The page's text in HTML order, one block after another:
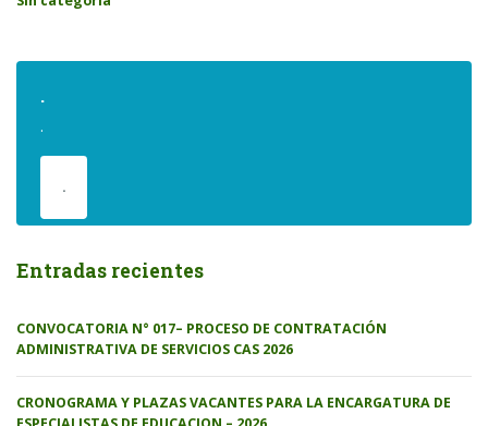
.
.
.
Entradas recientes
CONVOCATORIA N° 017– PROCESO DE CONTRATACIÓN
ADMINISTRATIVA DE SERVICIOS CAS 2026
CRONOGRAMA Y PLAZAS VACANTES PARA LA ENCARGATURA DE